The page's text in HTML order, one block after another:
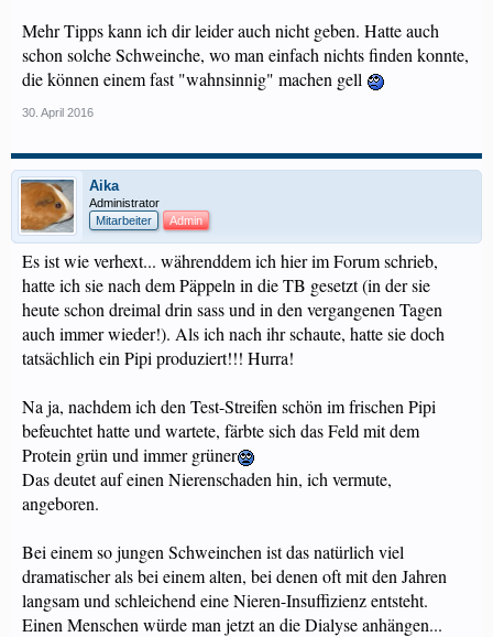
Mehr Tipps kann ich dir leider auch nicht geben. Hatte auch
schon solche Schweinche, wo man einfach nichts finden konnte,
die können einem fast "wahnsinnig" machen gell
30. April 2016
Aika
Administrator
Mitarbeiter
Admin
Es ist wie verhext... währenddem ich hier im Forum schrieb,
hatte ich sie nach dem Päppeln in die TB gesetzt (in der sie
heute schon dreimal drin sass und in den vergangenen Tagen
auch immer wieder!). Als ich nach ihr schaute, hatte sie doch
tatsächlich ein Pipi produziert!!! Hurra!
Na ja, nachdem ich den Test-Streifen schön im frischen Pipi
befeuchtet hatte und wartete, färbte sich das Feld mit dem
Protein grün und immer grüner
Das deutet auf einen Nierenschaden hin, ich vermute,
angeboren.
Bei einem so jungen Schweinchen ist das natürlich viel
dramatischer als bei einem alten, bei denen oft mit den Jahren
langsam und schleichend eine Nieren-Insuffizienz entsteht.
Einen Menschen würde man jetzt an die Dialyse anhängen...